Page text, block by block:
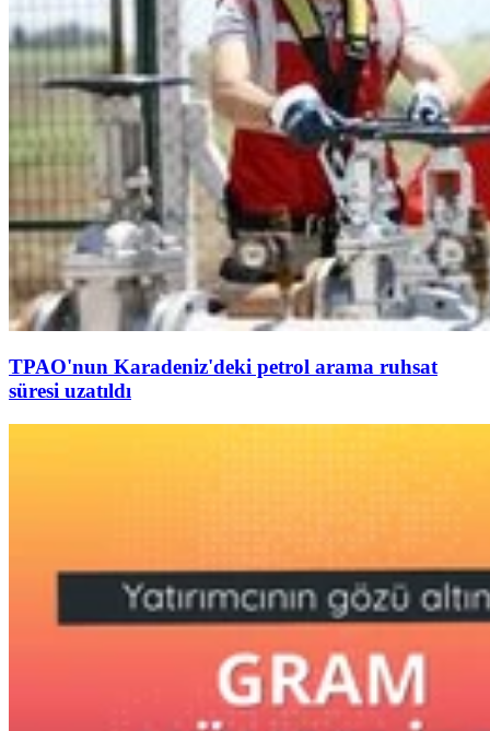
TPAO'nun Karadeniz'deki petrol arama ruhsat
süresi uzatıldı